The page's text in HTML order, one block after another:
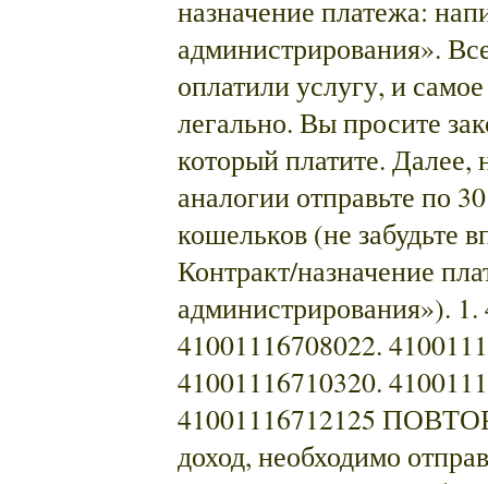
назначение платежа:
администрирования».
оплатили услугу, и
легально. Вы просите
который платите. Далее,
аналогии отправьте по
кошельков (не забудьте
Контракт/назначение
администрирования»).
41001116708022.
41001116710320.
41001116712125
доход, необходимо